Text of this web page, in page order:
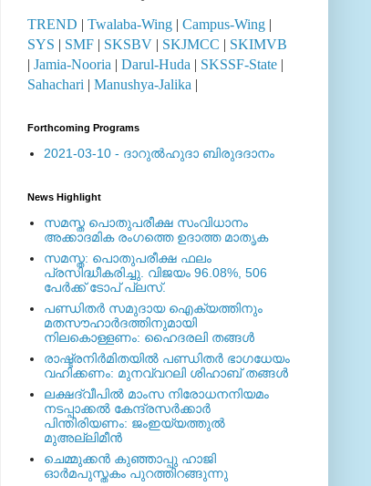
TREND | Twalaba-Wing | Campus-Wing |
SYS | SMF | SKSBV | SKJMCC | SKIMVB
| Jamia-Nooria | Darul-Huda | SKSSF-State |
Sahachari | Manushya-Jalika |
Forthcoming Programs
2021-03-10 - ദാറുല്‍ഹുദാ ബിരുദദാനം
News Highlight
സമസ്ത പൊതുപരീക്ഷ സംവിധാനം
അക്കാദമിക രംഗത്തെ ഉദാത്ത മാതൃക
സമസ്ത: പൊതുപരീക്ഷ ഫലം
പ്രസിദ്ധീകരിച്ചു. വിജയം 96.08%, 506
പേര്‍ക്ക് ടോപ് പ്ലസ്.
പണ്ഡിതര്‍ സമുദായ ഐക്യത്തിനും
മതസൗഹാര്‍ദത്തിനുമായി
നിലകൊള്ളണം: ഹൈദരലി തങ്ങള്‍
രാഷ്ട്രനിര്‍മിതയില്‍ പണ്ഡിതര്‍ ഭാഗധേയം
വഹിക്കണം: മുനവ്വറലി ശിഹാബ് തങ്ങള്‍
ലക്ഷദ്വീപില്‍ മാംസ നിരോധനനിയമം
നടപ്പാക്കല്‍ കേന്ദ്രസര്‍ക്കാര്‍
പിന്തിരിയണം: ജംഇയ്യത്തുല്‍
മുഅല്ലിമീന്‍
ചെമ്മുക്കന്‍ കുഞ്ഞാപ്പു ഹാജി
ഓര്‍മപുസ്തകം പുറത്തിറങ്ങുന്നു